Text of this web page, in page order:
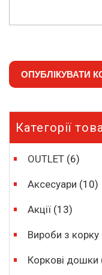
Категорії
OUTLET (6)
Аксесуари (10)
Акції (13)
Вироби з корку
Коркові дошки